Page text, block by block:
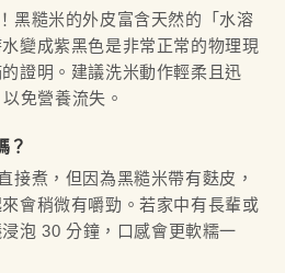
黑糙米的外皮富含天然的「水溶
變成紫黑色是非常正常的物理現
證明。建議洗米動作輕柔且迅
免營養流失。
？
接煮，但因為黑糙米帶有麩皮，
會稍微有嚼勁。若家中有長輩或
泡 30 分鐘，口感會更軟糯一